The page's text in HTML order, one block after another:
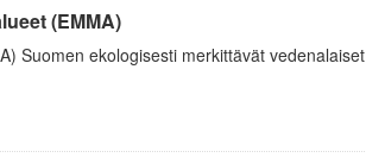
(EMMA)
Suomen ekologisesti merkittävät vedenalaiset